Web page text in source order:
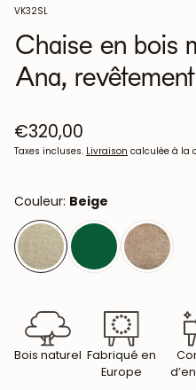
SKU:
VK32SL
Chaise en bois
Ana,
Prix
habituel
€320,00
Taxes incluses. Livraison calculée à la
Couleur: Beige
Bois naturel Fabriqué en
Europe